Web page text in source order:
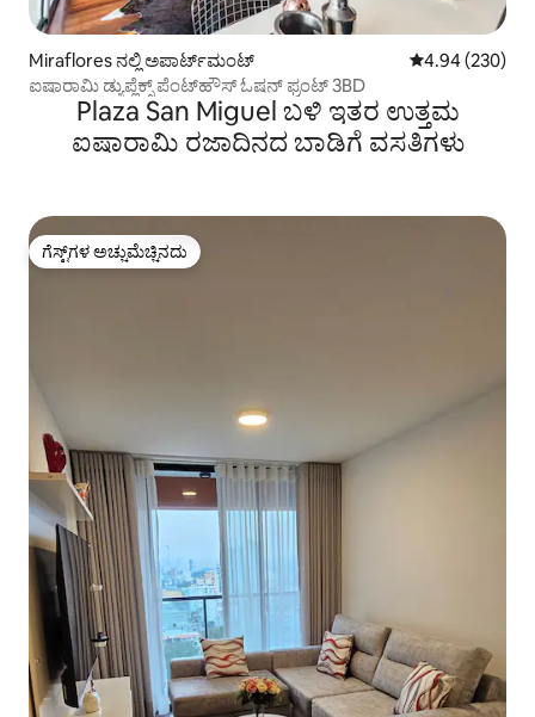
Miraflores ನಲ್ಲಿ ಅಪಾರ್ಟ್‌ಮಂಟ್ 5 ರಲ್ಲಿ 4.94
4.94 (230)
ಐಷಾರಾಮಿ ಡ್ಯುಪ್ಲೆಕ್ಸ್ ಪೆಂಟ್‌ಹೌಸ್ ಓಷನ್ ಫ್ರಂಟ್ 3BD
Plaza San Miguel ಬಳಿ ಇತರ ಉತ್ತಮ
ಐಷಾರಾಮಿ ರಜಾದಿನದ ಬಾಡಿಗೆ ವಸತಿಗಳು
ಗೆಸ್ಟ್‌ಗಳ ಅಚ್ಚುಮೆಚ್ಚಿನದು
ಗೆಸ್ಟ್‌ಗಳ ಅಚ್ಚುಮೆಚ್ಚಿನದು